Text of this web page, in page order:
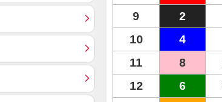
9
2
10
4
11
8
12
6